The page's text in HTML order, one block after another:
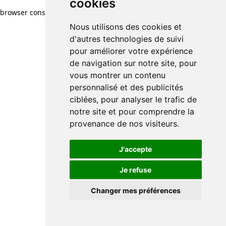
cookies
Nous utilisons des cookies et
d'autres technologies de suivi
pour améliorer votre expérience
de navigation sur notre site, pour
vous montrer un contenu
personnalisé et des publicités
ciblées, pour analyser le trafic de
notre site et pour comprendre la
provenance de nos visiteurs.
J'accepte
Je refuse
Changer mes préférences
cookies
Nous utilisons des cookies et
d'autres technologies de suivi
pour améliorer votre expérience
de navigation sur notre site, pour
vous montrer un contenu
personnalisé et des publicités
ciblées, pour analyser le trafic de
notre site et pour comprendre la
provenance de nos visiteurs.
J'accepte
Je refuse
Changer mes préférences
browser console for more information)